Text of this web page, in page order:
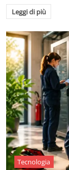
Leggi di più
Tecnologia